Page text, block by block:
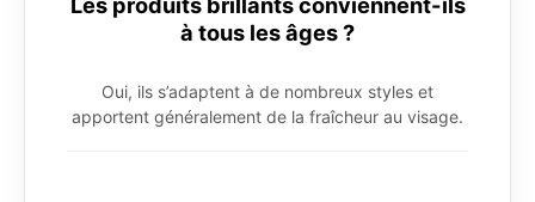
à tous les âges ?
Oui, ils s’adaptent à de nombreux styles et
apportent généralement de la fraîcheur au visage.